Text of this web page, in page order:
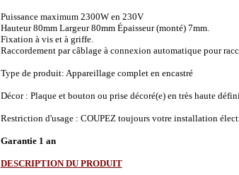
Puissance maximum 2300W en 230V
Hauteur 80mm Largeur 80mm Épaisseur (monté) 7mm.
Fixation à vis et à griffe.
Raccordement par câblage à connexion automatique pour
Type de produit: Appareillage complet en encastré
Décor : Plaque et bouton ou prise décoré(e) en très haute
Restriction d'usage : COUPEZ toujours votre installation
Garantie 1 an
DESCRIPTION DU PRODUIT